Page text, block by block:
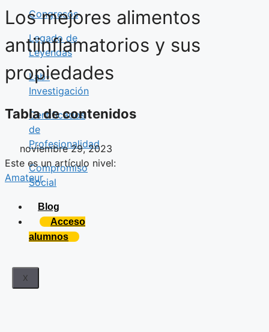
Congresos
Legado de
Leyendas
Lab-
Investigación
Certificados
de
Profesionalidad
Compromiso
Social
Blog
Acceso
alumnos
X
Los mejores alimentos
antiinflamatorios y sus
propiedades
Tabla de contenidos
noviembre 29, 2023
Este es un artículo nivel:
Amateur